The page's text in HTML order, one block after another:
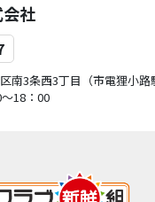
社
南3条西3丁目（市電狸小路
18：00